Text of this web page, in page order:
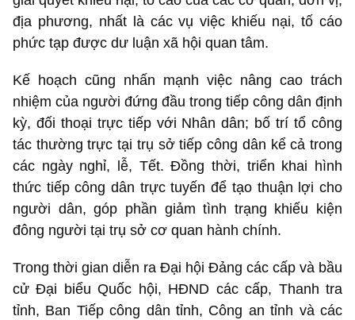
địa phương, nhất là các vụ việc khiếu nại, tố cáo
phức tạp được dư luận xã hội quan tâm.
Kế hoạch cũng nhấn mạnh việc nâng cao trách
nhiệm của người đứng đầu trong tiếp công dân định
kỳ, đối thoại trực tiếp với Nhân dân; bố trí tổ công
tác thường trực tại trụ sở tiếp công dân kể cả trong
các ngày nghỉ, lễ, Tết. Đồng thời, triển khai hình
thức tiếp công dân trực tuyến để tạo thuận lợi cho
người dân, góp phần giảm tình trạng khiếu kiện
đông người tại trụ sở cơ quan hành chính.
Trong thời gian diễn ra Đại hội Đảng các cấp và bầu
cử Đại biểu Quốc hội, HĐND các cấp, Thanh tra
tỉnh, Ban Tiếp công dân tỉnh, Công an tỉnh và các